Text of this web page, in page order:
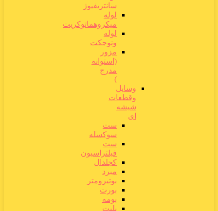
سانتریفیوژ
لوله
میکروهماتوکریت
لوله
ونوجکت
مزور
(استوانه
مدرج
)
وسایل
وقطعات
شیشه
ای
ست
سوکسله
ست
فیلتراسیون
کجلدال
مبرد
بوتیرومتر
بورت
بومه
پلیت